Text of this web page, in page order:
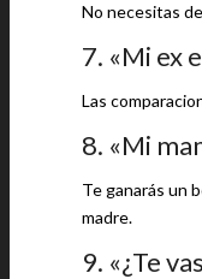
No necesitas
7. «Mi ex
Las
8. «Mi
Te ganarás un
madre.
9. «¿Te